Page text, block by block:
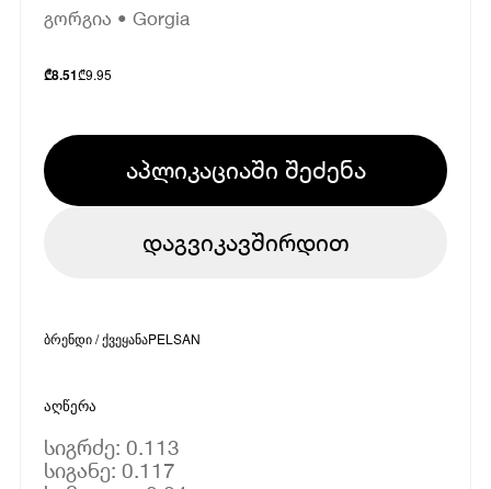
გორგია • Gorgia
₾8.51₾9.95
აპლიკაციაში შეძენა
დაგვიკავშირდით
ბრენდი / ქვეყანაPELSAN
აღწერა
სიგრძე: 0.113
სიგანე: 0.117